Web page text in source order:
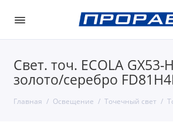
Свет. точ. ECOLA GX53-
золото/серебро
Главная Освещение Точечный свет